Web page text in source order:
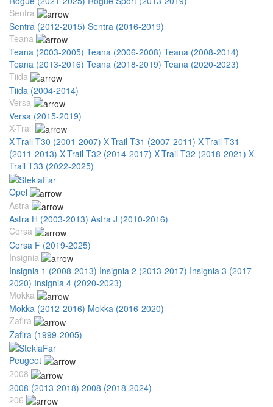
Sentra
Sentra (2012-2015) Sentra (2016-2019)
Teana
Teana (2003-2005) Teana (2006-2008) Teana (2008-2014)
Teana (2013-2016) Teana (2018-2019) Teana (2020-2023)
Tiida
Tiida (2004-2014)
Versa
Versa (2015-2019)
X-Trail
X-Trail T30 (2001-2007) X-Trail T31 (2007-2011) X-Trail T31
(2011-2013) X-Trail T32 (2014-2017) X-Trail T32 (2018-2021) X-
Trail T33 (2022-2025)
Opel
Astra
Astra H (2003-2013) Astra J (2010-2016)
Corsa
Corsa F (2019-2025)
Insignia
Insignia 1 (2008-2013) Insignia 2 (2013-2017) Insignia 3 (2017-
2020) Insignia 4 (2020-2023)
Mokka
Mokka (2012-2016) Mokka (2016-2020)
Zafira
Zafira (1999-2005)
Peugeot
2008
2008 (2013-2018) 2008 (2018-2024)
206